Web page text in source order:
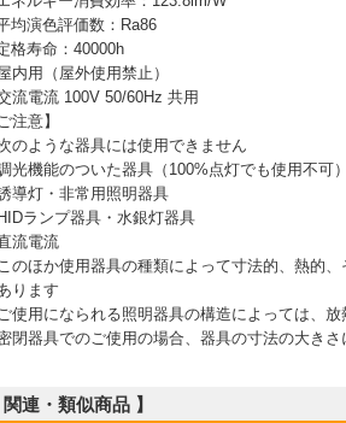
均演色評価数：Ra86
格寿命：40000h
内用（屋外使用禁止）
流電流 100V 50/60Hz 共用
注意】
のような器具には使用できません
光機能のついた器具（100%点灯でも使用不可）
導灯・非常用照明器具
ランプ器具・水銀灯器具
流電流
のほか使用器具の種類によって寸法的、熱的
ります
使用になられる照明器具の構造によっては、
閉器具でのご使用の場合、器具の寸法の大き
関連・類似商品 】